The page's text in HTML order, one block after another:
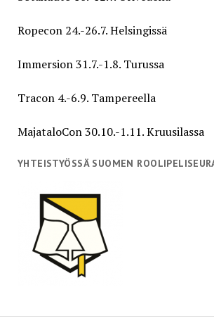
Ropecon 24.-26.7. Helsingissä
Immersion 31.7.-1.8. Turussa
Tracon 4.-6.9. Tampereella
MajataloCon 30.10.-1.11. Kruusilassa
YHTEISTYÖSSÄ SUOMEN